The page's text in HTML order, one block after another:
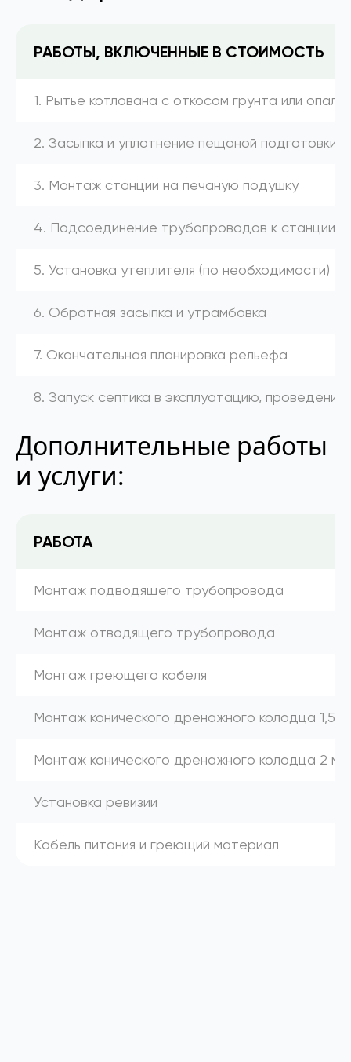
РАБОТЫ, ВКЛЮЧЕННЫЕ В СТОИМОСТЬ
1. Рытье котлована с откосом грунта или
2. Засыпка и уплотнение пещаной подготовки
3. Монтаж станции на печаную подушку
4. Подсоединение трубопроводов к станции
5. Установка утеплителя (по необходимости)
6. Обратная засыпка и утрамбовка
7. Окончательная планировка рельефа
8. Запуск септика в эксплуатацию,
Дополнительные работы
и услуги:
РАБОТА
Монтаж подводящего трубопровода
Монтаж отводящего трубопровода
Монтаж греющего кабеля
Монтаж конического дренажного колодца 1,5 м
Монтаж конического дренажного колодца 2 м
Установка ревизии
Кабель питания и греющий материал